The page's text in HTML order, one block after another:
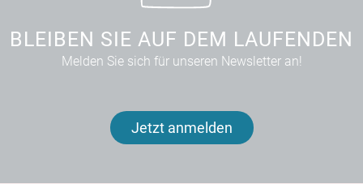
BLEIBEN SIE AUF DEM LAUFENDEN
Melden Sie sich für unseren Newsletter an!
Jetzt anmelden